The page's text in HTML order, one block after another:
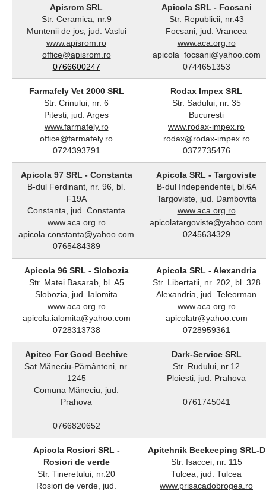
Apisrom SRL
Str. Ceramica, nr.9
Muntenii de jos, jud. Vaslui
www.apisrom.ro
office@apisrom.ro
0766600247
Apicola SRL - Focsani
Str. Republicii, nr.43
Focsani, jud. Vrancea
www.aca.org.ro
apicola_focsani@yahoo.com
0744651353
Farmafely Vet 2000 SRL
Str. Crinului, nr. 6
Pitesti, jud. Arges
www.farmafely.ro
office@farmafely.ro
0724393791
Rodax Impex SRL
Str. Sadului, nr. 35
Bucuresti
www.rodax-impex.ro
rodax@rodax-impex.ro
0372735476
Apicola 97 SRL - Constanta
B-dul Ferdinant, nr. 96, bl.
F19A
Constanta, jud. Constanta
www.aca.org.ro
apicola.constanta@yahoo.com
0765484389
Apicola SRL - Targoviste
B-dul Independentei, bl.6A
Targoviste, jud. Dambovita
www.aca.org.ro
apicolatargoviste@yahoo.com
0245634329
Apicola 96 SRL - Slobozia
Str. Matei Basarab, bl. A5
Slobozia, jud. Ialomita
www.aca.org.ro
apicola.ialomita@yahoo.com
0728313738
Apicola SRL - Alexandria
Str. Libertatii, nr. 202, bl. 328
Alexandria, jud. Teleorman
www.aca.org.ro
apicolatr@yahoo.com
0728959361
Apiteo For Good Beehive
Sat Măneciu-Pământeni, nr.
1245
Comuna Măneciu, jud.
Prahova
0766820652
Dark-Service SRL
Str. Rudului, nr.12
Ploiesti, jud. Prahova
0761745041
Apicola Rosiori SRL -
Rosiori de verde
Str. Tineretului, nr.20
Rosiori de verde, jud.
Apitehnik Beekeeping SRL-D
Str. Isaccei, nr. 115
Tulcea, jud. Tulcea
www.prisacadobrogea.ro